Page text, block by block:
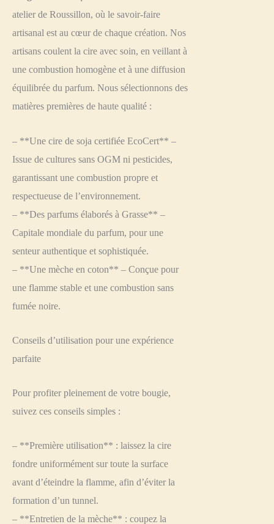
atelier de Roussillon, où le savoir-faire
artisanal est au cœur de chaque création. Nos
artisans coulent la cire avec soin, en veillant à
une combustion homogène et à une diffusion
équilibrée du parfum. Nous sélectionnons des
matières premières de haute qualité :
– **Une cire de soja certifiée EcoCert** –
Issue de cultures sans OGM ni pesticides,
garantissant une combustion propre et
respectueuse de l’environnement.
– **Des parfums élaborés à Grasse** –
Capitale mondiale du parfum, pour une
senteur authentique et sophistiquée.
– **Une mèche en coton** – Conçue pour
une flamme stable et une combustion sans
fumée noire.
Conseils d’utilisation pour une expérience
parfaite
Pour profiter pleinement de votre bougie,
suivez ces conseils simples :
– **Première utilisation** : laissez la cire
fondre uniformément sur toute la surface
avant d’éteindre la flamme, afin d’éviter la
formation d’un tunnel.
– **Entretien de la mèche** : coupez la